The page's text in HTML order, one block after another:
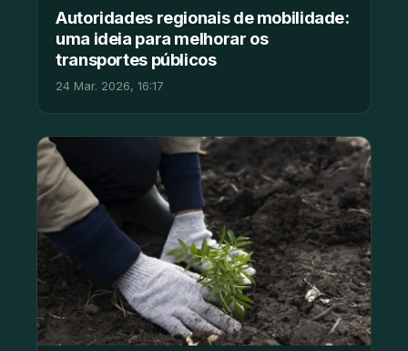
Autoridades regionais de mobilidade:
uma ideia para melhorar os
transportes públicos
24 Mar. 2026, 16:17